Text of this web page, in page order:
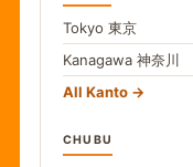
Tokyo 東京
Kanagawa 神奈川
All Kanto
CHUBU